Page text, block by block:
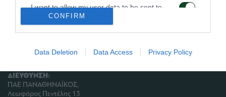
I want to allow my user data to be sent to
Google for online advertising purposes.
personalized advertising.
I want to allow Google to enable storage
related to analytics like cookies on web or
device identifiers in apps.
CONFIRM
Data Deletion Data Access Privacy Policy
ΔΙΕΥΘΥΝΣΗ:
ΠΑΕ ΠΑΝΑΘΗΝΑΪΚΟΣ,
Λεωφόρος Πεντέλης 13
ΠΑΕ ΠΑΝΑΘΗΝΑΪΚΟΣ
PANATHINAIKOS FC